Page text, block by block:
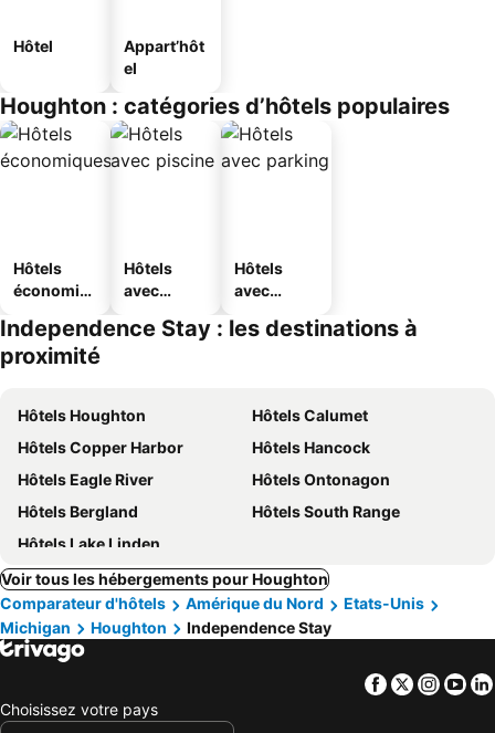
Hôtel
Appart’hôt
el
Houghton : catégories d’hôtels populaires
Hôtels
économiq
Hôtels
avec
Hôtels
avec
Independence Stay : les destinations à
proximité
Hôtels Houghton
Hôtels Calumet
Hôtels Copper Harbor
Hôtels Hancock
Hôtels Eagle River
Hôtels Ontonagon
Hôtels Bergland
Hôtels South Range
Hôtels Lake Linden
Voir tous les hébergements pour Houghton
Comparateur d'hôtels
Amérique du Nord
Etats-Unis
Michigan
Houghton Independence Stay
Facebook
Twitter
Choisissez votre pays